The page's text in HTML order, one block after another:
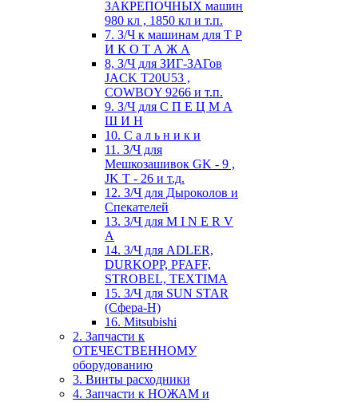
ЗАКРЕПОЧНЫХ машин
980 кл , 1850 кл и т.п.
7. З/Ч к машинам для Т Р
И К О Т А Ж А
8, З/Ч для ЗИГ-ЗАГов
JACK Т20U53 ,
COWBOY 9266 и т.п.
9. З/Ч для С П Е Ц М А
Ш И Н
10. С а л ь н и к и
11. З/Ч для
Мешкозашивок GK - 9 ,
JK T - 26 и т.д.
12. З/Ч для Дыроколов и
Спекателей
13. З/Ч для M I N E R V
A
14. З/Ч для ADLER,
DURKOPP, PFAFF,
STROBEL, TEXTIMA
15. З/Ч для SUN STAR
(Сфера-Н)
16. Mitsubishi
2. Запчасти к
ОТЕЧЕСТВЕННОМУ
оборудованию
3. Винты расходники
4. Запчасти к НОЖАМ и